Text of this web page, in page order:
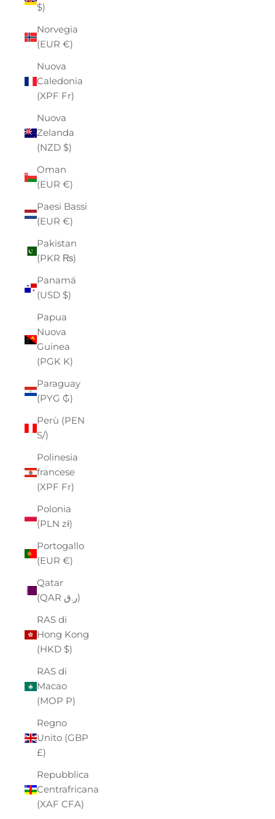
$)
Norvegia
(EUR €)
Nuova
Caledonia
(XPF Fr)
Nuova
Zelanda
(NZD $)
Oman
(EUR €)
Paesi Bassi
(EUR €)
Pakistan
(PKR ₨)
Panamá
(USD $)
Papua
Nuova
Guinea
(PGK K)
Paraguay
(PYG ₲)
Perù (PEN
S/)
Polinesia
francese
(XPF Fr)
Polonia
(PLN zł)
Portogallo
(EUR €)
Qatar
(QAR ر.ق)
RAS di
Hong Kong
(HKD $)
RAS di
Macao
(MOP P)
Regno
Unito (GBP
£)
Repubblica
Centrafricana
(XAF CFA)